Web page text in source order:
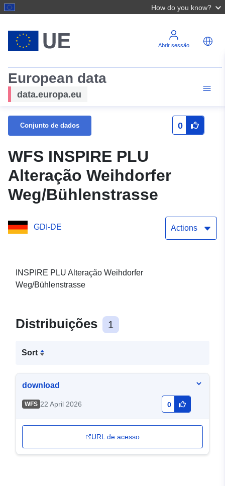
How do you know?
Abrir sessão
European data
data.europa.eu
Conjunto de dados 0
WFS INSPIRE PLU
Alteração Weihdorfer
Weg/Bühlenstrasse
GDI-DE Actions
INSPIRE PLU Alteração Weihdorfer
Weg/Bühlenstrasse
Distribuições 1
Sort
download
WFS 22 April 2026 0
URL de acesso